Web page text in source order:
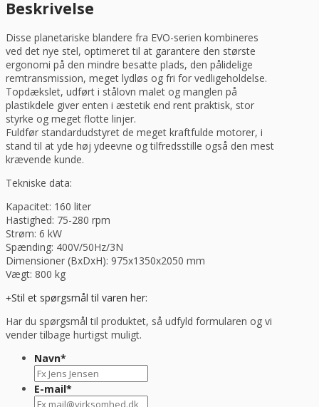
-
antal
Beskrivelse
Disse planetariske blandere fra EVO-serien kombineres
ved det nye stel, optimeret til at garantere den største
ergonomi på den mindre besatte plads, den pålidelige
remtransmission, meget lydløs og fri for vedligeholdelse.
Topdækslet, udført i stålovn malet og manglen på
plastikdele giver enten i æstetik end rent praktisk, stor
styrke og meget flotte linjer.
Fuldfør standardudstyret de meget kraftfulde motorer, i
stand til at yde høj ydeevne og tilfredsstille også den mest
krævende kunde.
Tekniske data:
Kapacitet: 160 liter
Hastighed: 75-280 rpm
Strøm: 6 kW
Spænding: 400V/50Hz/3N
Dimensioner (BxDxH): 975x1350x2050 mm
Vægt: 800 kg
Stil et spørgsmål til varen her:
Har du spørgsmål til produktet, så udfyld formularen og vi
vender tilbage hurtigst muligt.
Navn*
E-mail*